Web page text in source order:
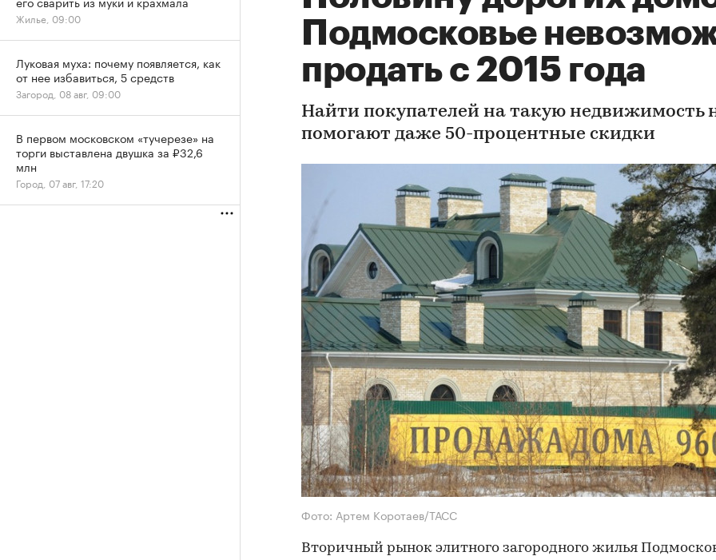
Подмосковье
продать с 2015 года
Найти покупателей на такую недвижимость
помогают даже 50-процентные скидки
Фото: Артем Коротаев/ТАСС
Вторичный рынок элитного загородного жилья
Жилье, 09:00
Луковая муха: почему появляется, как
от нее избавиться, 5 средств
Загород, 08 авг, 09:00
В первом московском «тучерезе» на
торги выставлена двушка за ₽32,6
млн
Город, 07 авг, 17:20